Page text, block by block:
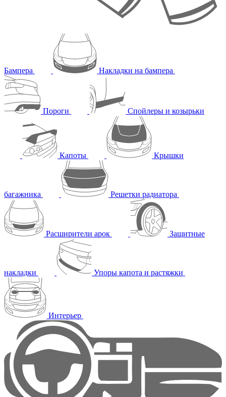
Бампера Накладки на бампера
Пороги Спойлеры и козырьки
Капоты Крышки
багажника Решетки радиатора
Расширители арок Защитные
накладки Упоры капота и растяжки
Интерьер